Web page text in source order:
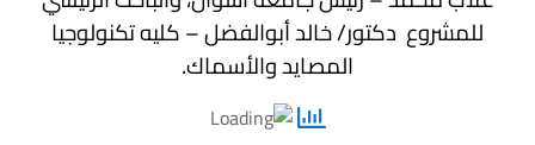
للمشروع دكتور/ خالد أبوالفضل – كليه تكنولوجيا
المصايد والأسماك.